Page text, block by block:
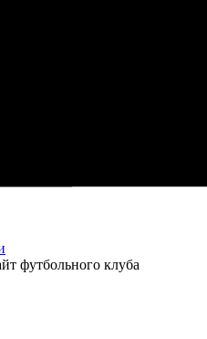
футбольного клуба